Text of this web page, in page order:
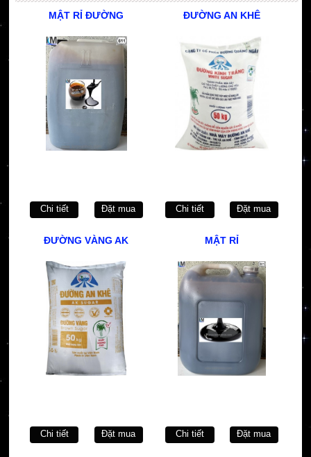
MẬT RỈ ĐƯỜNG
Chi tiết Đặt mua
ĐƯỜNG AN KHÊ
Chi tiết Đặt mua
ĐƯỜNG VÀNG AK
Chi tiết Đặt mua
MẬT RỈ
Chi tiết Đặt mua